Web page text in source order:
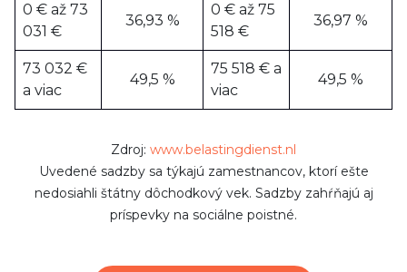
0 € až 73
031 €
36,93 %
0 € až 75
518 €
36,97 %
73 032 €
a viac
49,5 %
75 518 € a
viac
49,5 %
Zdroj: www.belastingdienst.nl
Uvedené sadzby sa týkajú zamestnancov, ktorí ešte
nedosiahli štátny dôchodkový vek. Sadzby zahŕňajú aj
príspevky na sociálne poistné.